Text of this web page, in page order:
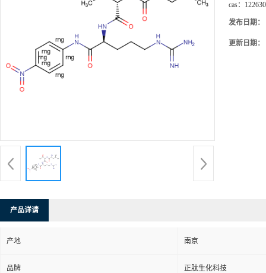
cas：
发布日期：
更新日期：
产品详请
产地 南京
品牌 正肽生化科技